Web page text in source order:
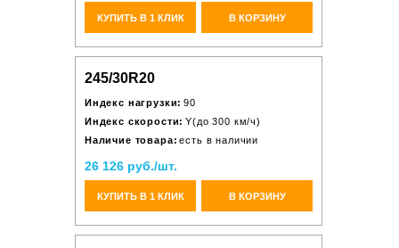
КУПИТЬ В 1 КЛИК В КОРЗИНУ
245/30R20
Индекс нагрузки: 90
Индекс скорости: Y(до 300 км/ч)
Наличие товара: есть в наличии
26 126 руб./шт.
КУПИТЬ В 1 КЛИК В КОРЗИНУ